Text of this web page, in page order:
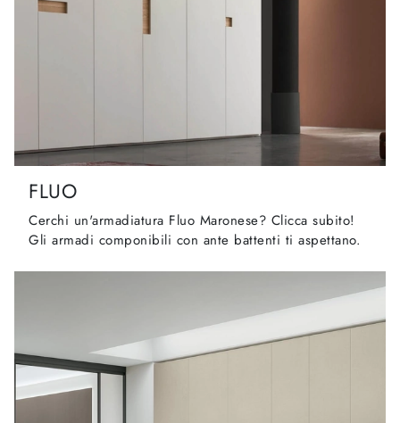
FLUO
Cerchi un'armadiatura Fluo Maronese? Clicca subito!
Gli armadi componibili con ante battenti ti aspettano.